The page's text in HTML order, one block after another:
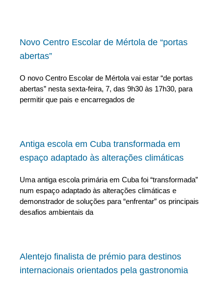
Novo Centro Escolar de Mértola de “portas
abertas”
O novo Centro Escolar de Mértola vai estar “de portas
abertas” nesta sexta-feira, 7, das 9h30 às 17h30, para
permitir que pais e encarregados de
Antiga escola em Cuba transformada em
espaço adaptado às alterações climáticas
Uma antiga escola primária em Cuba foi “transformada”
num espaço adaptado às alterações climáticas e
demonstrador de soluções para “enfrentar” os principais
desafios ambientais da
Alentejo finalista de prémio para destinos
internacionais orientados pela gastronomia